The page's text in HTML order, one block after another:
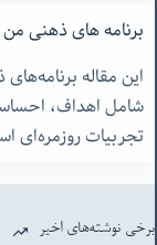
برنامه های ذهنی من
این مقاله
شامل اهداف،
تجربیات
برخی نوشته‌های اخیر